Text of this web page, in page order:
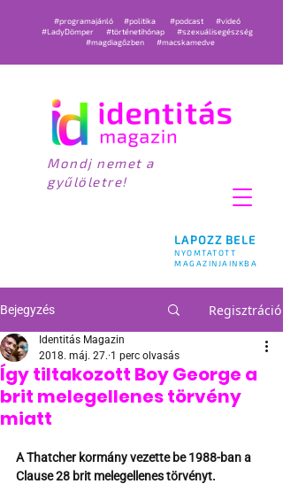
LAPOZZ BELE
NYOMTATOTT
MAGAZINJAINKBA
#programajánló #politika #podcast
#videó
#LadyDömper
#történetihónap
#szexuálisegészség
#magdiagőzben
#macskamedve
Mondj nemet a
gyűlöletre!
Bejegyzés Regisztráció
Így tiltakozott Boy George a
brit melegellenes törvény
miatt
Identitás Magazin
2018. máj. 27. 1 perc olvasás
A Thatcher kormány vezette be 1988-ban a
Clause 28 brit melegellenes törvényt.